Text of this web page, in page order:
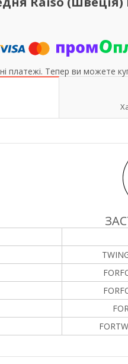
платежі. Тепер ви можете